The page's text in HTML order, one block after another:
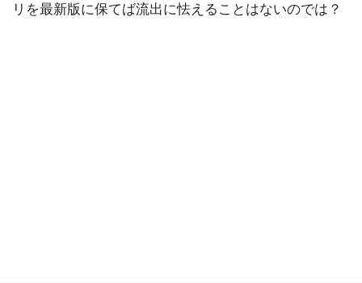
リを最新版に保てば流出に怯えることはないのでは？